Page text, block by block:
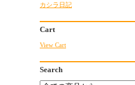
カシラ日記
Cart
View Cart
Search